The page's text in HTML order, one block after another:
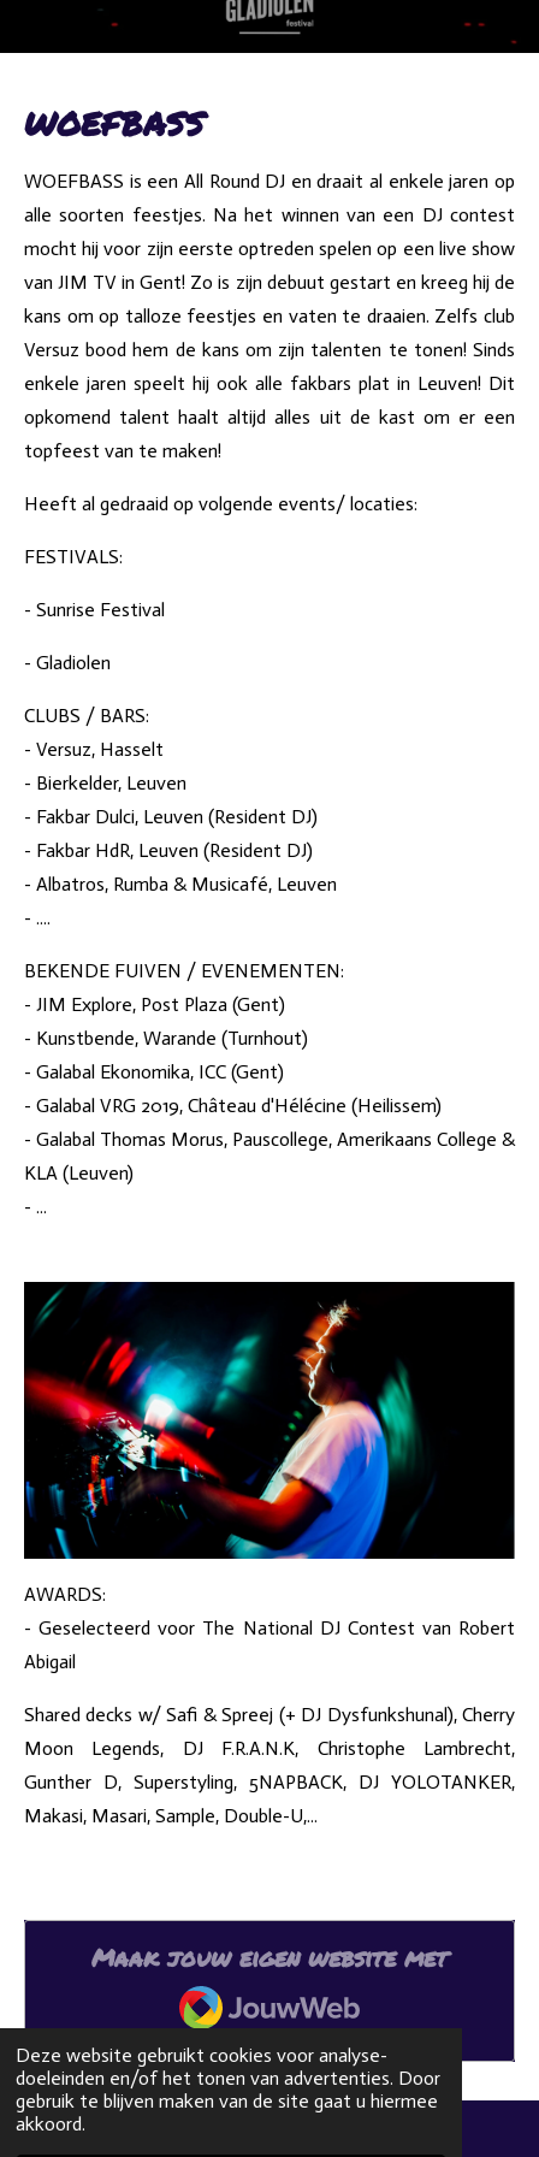
Deze website gebruikt cookies voor analyse-
doeleinden en/of het tonen van advertenties. Door
gebruik te blijven maken van de site gaat u hiermee
akkoord.
WOEFBASS
WOEFBASS is een All Round DJ en draait al enkele jaren op
alle soorten feestjes. Na het winnen van een DJ contest
mocht hij voor zijn eerste optreden spelen op een live show
van JIM TV in Gent! Zo is zijn debuut gestart en kreeg hij de
kans om op talloze feestjes en vaten te draaien. Zelfs club
Versuz bood hem de kans om zijn talenten te tonen! Sinds
enkele jaren speelt hij ook alle fakbars plat in Leuven! Dit
opkomend talent haalt altijd alles uit de kast om er een
topfeest van te maken!
Heeft al gedraaid op volgende events/ locaties:
FESTIVALS:
- Sunrise Festival
- Gladiolen
CLUBS / BARS:
- Versuz, Hasselt
- Bierkelder, Leuven
- Fakbar Dulci, Leuven (Resident DJ)
- Fakbar HdR, Leuven (Resident DJ)
- Albatros, Rumba & Musicafé, Leuven
- ....
BEKENDE FUIVEN / EVENEMENTEN:
- JIM Explore, Post Plaza (Gent)
- Kunstbende, Warande (Turnhout)
- Galabal Ekonomika, ICC (Gent)
- Galabal VRG 2019, Château d'Hélécine (Heilissem)
- Galabal Thomas Morus, Pauscollege, Amerikaans College &
KLA (Leuven)
- ...
AWARDS:
- Geselecteerd voor The National DJ Contest van Robert
Abigail
Shared decks w/ Safi & Spreej (+ DJ Dysfunkshunal), Cherry
Moon Legends, DJ F.R.A.N.K, Christophe Lambrecht,
Gunther D, Superstyling, 5NAPBACK, DJ YOLOTANKER,
Makasi, Masari, Sample, Double-U,...
Maak jouw eigen website met
JouwWeb